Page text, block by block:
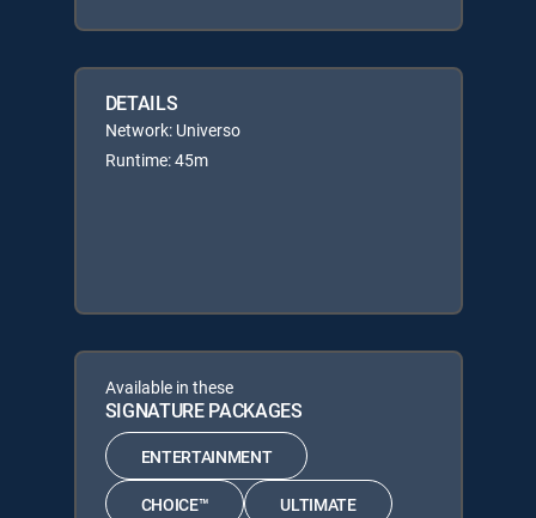
DETAILS
Network: Universo
Runtime: 45m
Available in these
SIGNATURE PACKAGES
ENTERTAINMENT
CHOICE™ ULTIMATE